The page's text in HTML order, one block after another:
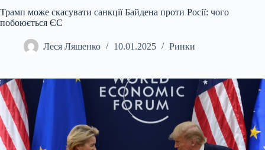
Трамп може скасувати санкції Байдена проти Росії: чого
побоюється ЄС
Леся Ляшенко 10.01.2025 Ринки